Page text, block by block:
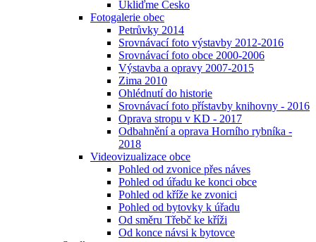
Ukliďme Česko
Fotogalerie obec
Petrůvky 2014
Srovnávací foto výstavby 2012-2016
Srovnávací foto obce 2000-2006
Výstavba a opravy 2007-2015
Zima 2010
Ohlédnutí do historie
Srovnávací foto přístavby knihovny - 2016
Oprava stropu v KD - 2017
Odbahnění a oprava Horního rybníka -
2018
Videovizualizace obce
Pohled od zvonice přes náves
Pohled od úřadu ke konci obce
Pohled od kříže ke zvonici
Pohled od bytovky k úřadu
Od směru Třebč ke kříži
Od konce návsi k bytovce